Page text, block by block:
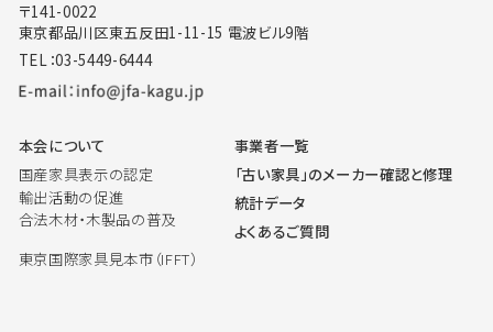
〒141-0022
東京都品川区東五反田1-11-15 電波ビル9階
TEL：03-5449-6444
本会について
国産家具表示の認定
輸出活動の促進
合法木材・木製品の普及
東京国際家具見本市（IFFT）
事業者一覧
「古い家具」のメーカー確認と修理
統計データ
よくあるご質問